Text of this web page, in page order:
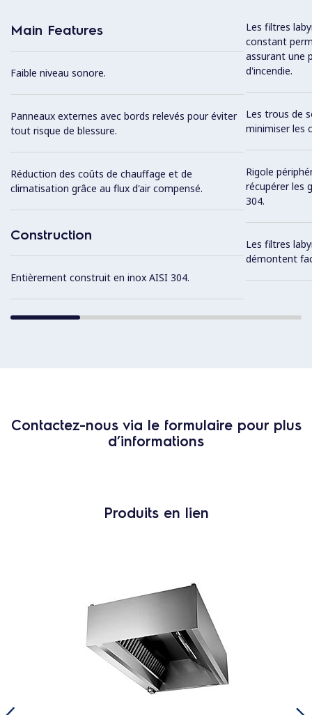
Main Features
Faible niveau sonore.
Panneaux externes avec bords relevés pour éviter
tout risque de blessure.
Réduction des coûts de chauffage et de
climatisation grâce au flux d'air compensé.
Construction
Entièrement construit en inox AISI 304.
Les filtres
constant
assurant une
d'incendie.
Les trous de
minimiser les
Rigole
récupérer les
304.
Les filtres
démontent
Contactez-nous via le formulaire pour plus
d’informations
Produits en lien